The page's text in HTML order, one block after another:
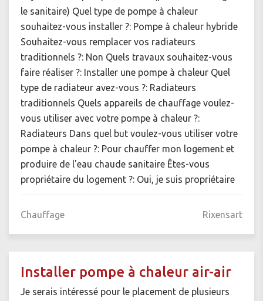
le sanitaire) Quel type de pompe à chaleur
souhaitez-vous installer ?: Pompe à chaleur hybride
Souhaitez-vous remplacer vos radiateurs
traditionnels ?: Non Quels travaux souhaitez-vous
faire réaliser ?: Installer une pompe à chaleur Quel
type de radiateur avez-vous ?: Radiateurs
traditionnels Quels appareils de chauffage voulez-
vous utiliser avec votre pompe à chaleur ?:
Radiateurs Dans quel but voulez-vous utiliser votre
pompe à chaleur ?: Pour chauffer mon logement et
produire de l'eau chaude sanitaire Êtes-vous
propriétaire du logement ?: Oui, je suis propriétaire
Chauffage Rixensart
Installer pompe à chaleur air-air
Je serais intéressé pour le placement de plusieurs